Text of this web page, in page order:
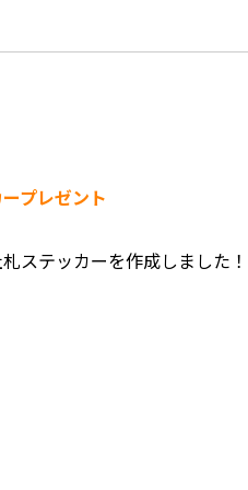
プレゼント
ステッカーを作成しました！